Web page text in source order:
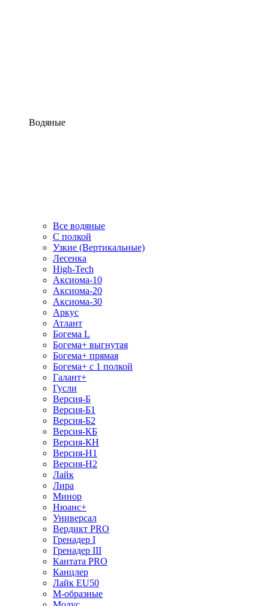
Водяные
Все водяные
С полкой
Узкие (Вертикальные)
Лесенка
High-Tech
Аксиома-10
Аксиома-20
Аксиома-30
Аркус
Атлант
Богема L
Богема+ выгнутая
Богема+ прямая
Богема+ с 1 полкой
Галант+
Гусли
Версия-Б
Версия-Б1
Версия-Б2
Версия-КБ
Версия-КН
Версия-Н1
Версия-Н2
Лайк
Лира
Минор
Нюанс+
Универсал
Вердикт PRO
Гренадер I
Гренадер III
Кантата PRO
Канцлер
Лайк EU50
М-образные